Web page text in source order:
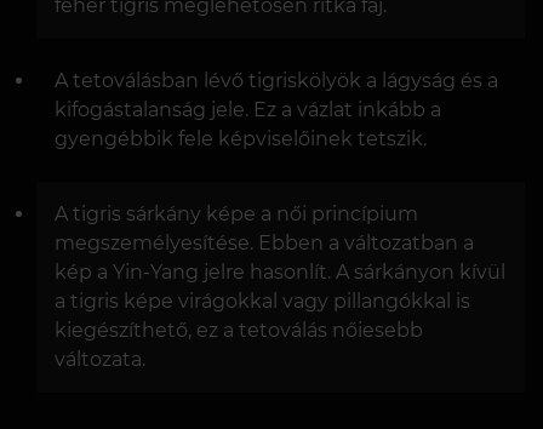
fehér tigris meglehetősen ritka faj.
A tetoválásban lévő tigriskölyök a lágyság és a
kifogástalanság jele. Ez a vázlat inkább a
gyengébbik fele képviselőinek tetszik.
A tigris sárkány képe a női princípium
megszemélyesítése. Ebben a változatban a
kép a Yin-Yang jelre hasonlít. A sárkányon kívül
a tigris képe virágokkal vagy pillangókkal is
kiegészíthető, ez a tetoválás nőiesebb
változata.